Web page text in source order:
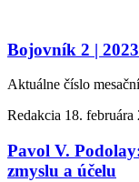
Bojovník 2 | 2023
Aktuálne číslo
Redakcia 18. februára
Pavol V.
zmyslu a účelu